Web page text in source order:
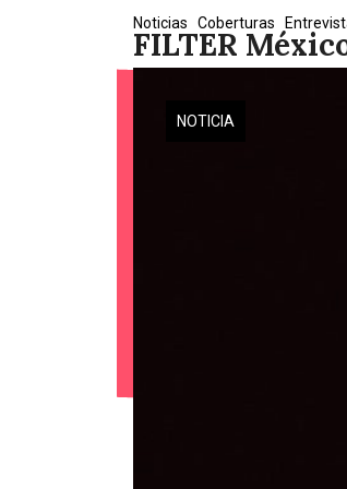
FILTER
Noticias Coberturas
NOTICIA